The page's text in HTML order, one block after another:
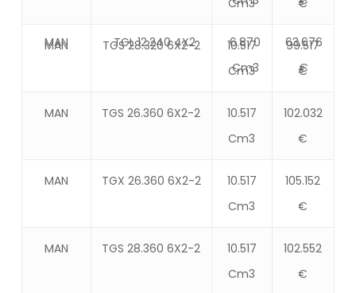
MAN TGL 12.240 4X2
6.870
Cm3
63.676
€
MAN TGS 28.320 6X2-2
10.517
Cm3
99.517
€
MAN TGS 26.360 6X2-2
10.517
Cm3
102.032
€
MAN TGX 26.360 6X2-2
10.517
Cm3
105.152
€
MAN TGS 28.360 6X2-2
10.517
Cm3
102.552
€